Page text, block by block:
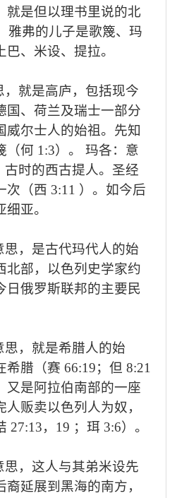
就是但以理书里说的北
雅弗的儿子是歌篾、玛
、米设、提拉。
，就是高庐，包括现今
国、荷兰及瑞士一部分
威尔士人的始祖。先知
（何 1:3）。 玛各：意
古时的西古提人。圣经
次（西 3:11 ）。如今后
亚。
思，是古代玛代人的始
北部，以色列史学家约
日俄罗斯联邦的主要民
思，就是希腊人的始
希腊（赛 66:19；但 8:21
又是阿拉伯南部的一座
贩卖以色列人为奴，
27:13， 19 ；珥 3:6）。
思，这人与其弟米设先
延展到黑海的南方，